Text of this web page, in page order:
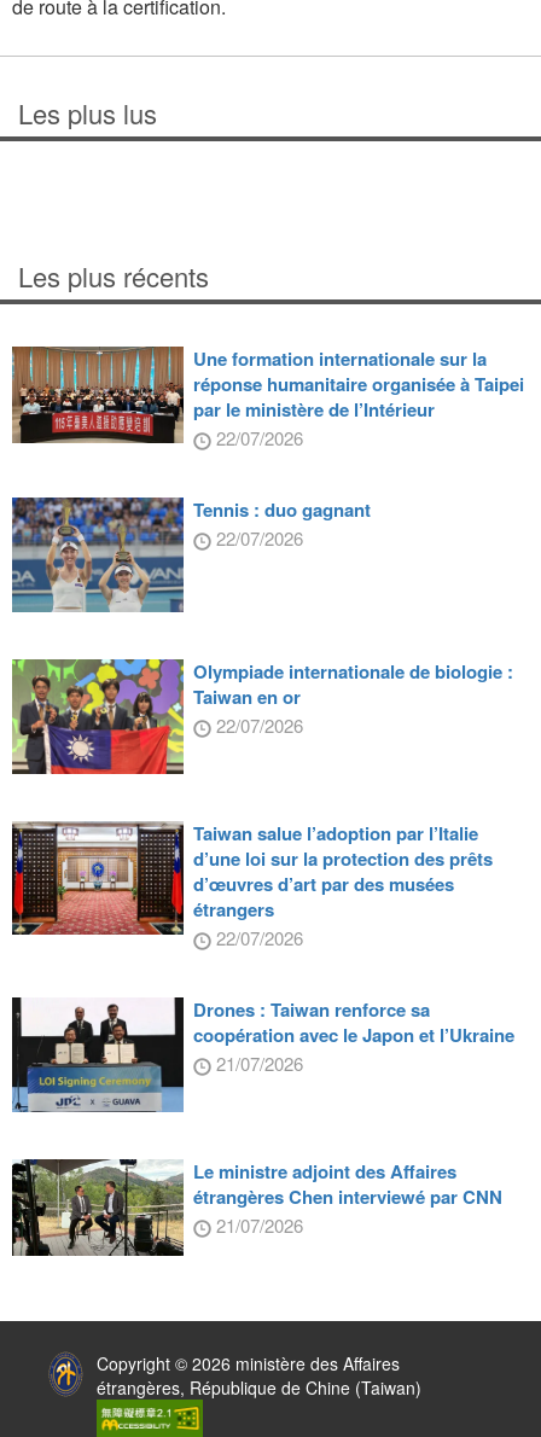
de route à la certification.
Les plus lus
Les plus récents
Une formation internationale sur la
réponse humanitaire organisée à Taipei
par le ministère de l’Intérieur
22/07/2026
Tennis : duo gagnant
22/07/2026
Olympiade internationale de biologie :
Taiwan en or
22/07/2026
Taiwan salue l’adoption par l’Italie
d’une loi sur la protection des prêts
d’œuvres d’art par des musées
étrangers
22/07/2026
Drones : Taiwan renforce sa
coopération avec le Japon et l’Ukraine
21/07/2026
Le ministre adjoint des Affaires
étrangères Chen interviewé par CNN
21/07/2026
Copyright © 2026 ministère des Affaires
étrangères, République de Chine (Taiwan)